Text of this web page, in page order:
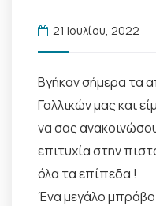
21 Ιουλίου, 2022
Βγήκαν σήμερα τα
Γαλλικών μας και
να σας
επιτυχία στην
όλα τα επίπεδα !
Ένα μεγάλο